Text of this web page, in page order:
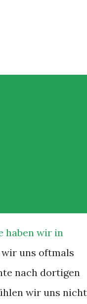
haben wir in
wir uns oftmals
nach dortigen
wir uns nicht